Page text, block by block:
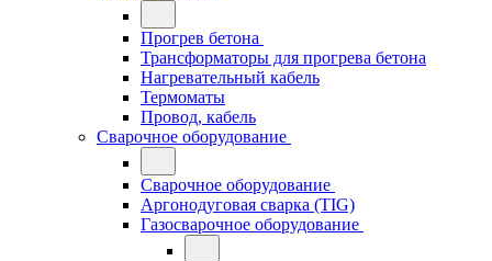
Прогрев бетона
Трансформаторы для прогрева бетона
Нагревательный кабель
Термоматы
Провод, кабель
Сварочное оборудование
Сварочное оборудование
Аргонодуговая сварка (TIG)
Газосварочное оборудование